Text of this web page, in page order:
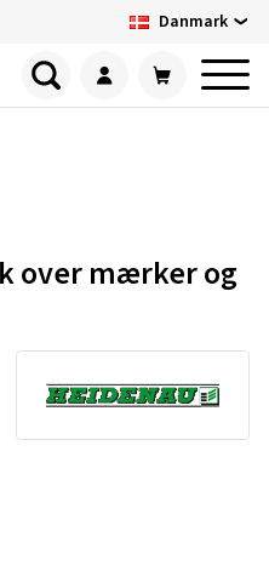
Danmark
over mærker og